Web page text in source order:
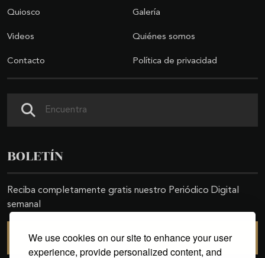
We use cookies on our site to enhance your user
experience, provide personalized content, and
Quiosco Galería
Videos Quiénes somos
Contacto Política de privacidad
BOLETÍN
Reciba completamente gratis nuestro Periódico Digital
semanal
SUSCRIBIRSE